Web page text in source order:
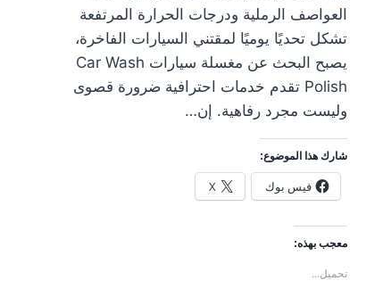
العواصف الرملية ودرجات الحرارة المرتفعة
تشكل تحديًا يوميًا لمقتني السيارات الفاخرة،
يصبح البحث عن مغسلة سيارات Car Wash
Polish تقدم خدمات احترافية ضرورة قصوى
وليست مجرد رفاهية. إن…
شارك هذا الموضوع:
فيس بوك X
معجب بهذه:
تحميل...